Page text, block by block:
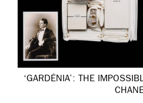
‘GARDÉNIA’: THE